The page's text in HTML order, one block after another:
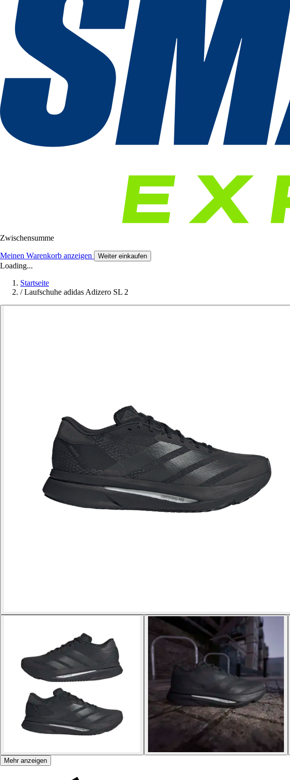
Zwischensumme
Meinen Warenkorb anzeigen Weiter einkaufen
Loading...
Startseite
/ Laufschuhe adidas Adizero SL 2
Mehr anzeigen